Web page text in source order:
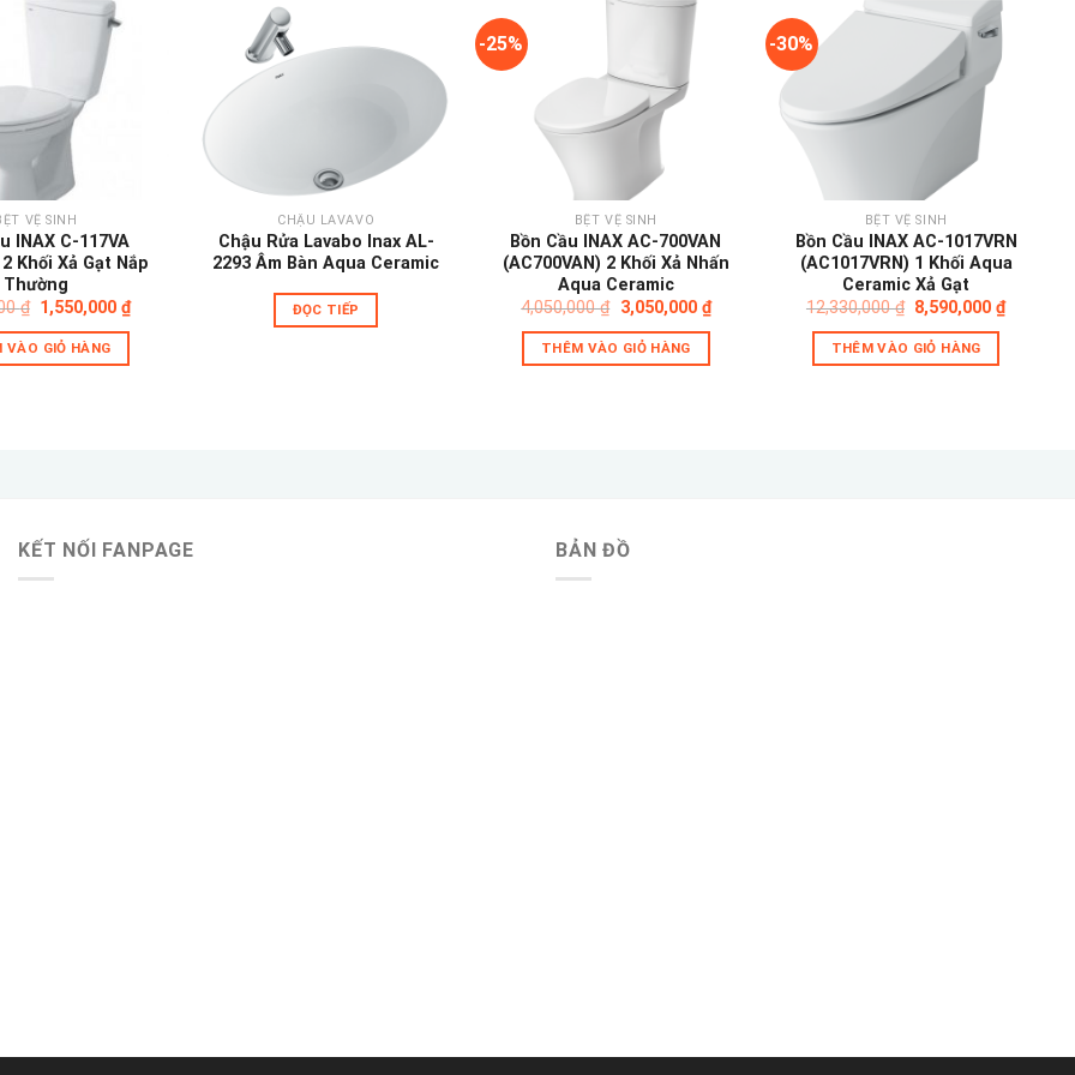
VỆ SINH
INAX C-117VA
Khối Xả Gạt Nắp
Thường
₫ Giá
gốc
là:
2,000,000 ₫.
1,550,000₫Giá
hiện
VÀO GIỎ HÀNG
wishlist
CHẬU LAVAVO
Chậu Rửa Lavabo Inax AL-
2293 Âm Bàn Aqua Ceramic
ĐỌC TIẾP
-25%
BỆT VỆ SINH
Bồn Cầu INAX AC-700VAN
(AC700VAN) 2 Khối Xả Nhấn
Aqua Ceramic
4,050,000₫ Giá
gốc
là:
4,050,000 ₫.
3,050,000 ₫Giá
hiện
THÊM VÀO GIỎ HÀNG
-30%
Add to
wishlist
BỆT VỆ SINH
Bồn Cầu INAX AC-1017VRN
(AC1017VRN) 1 Khối Aqua
Ceramic Xả Gạt
12,330,000₫ Giá
gốc
là:
12,330,000 ₫.
8,590,000₫Giá
hiện
THÊM VÀO GIỎ HÀNG
KẾT NỐI FANPAGE BẢN ĐỒ